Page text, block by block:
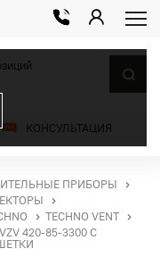
КОНСУЛЬТАЦИЯ
ПРИБОРЫ
TECHNO VENT
420-85-3300 С